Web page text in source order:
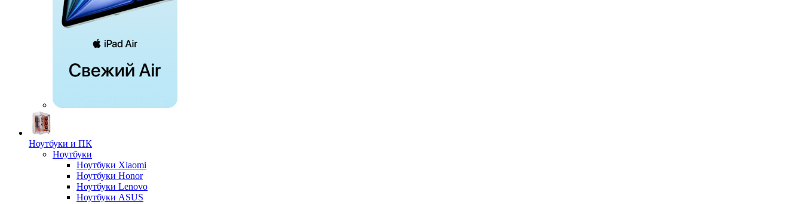
Ноутбуки и ПК
Ноутбуки
Ноутбуки Xiaomi
Ноутбуки Honor
Ноутбуки Lenovo
Ноутбуки ASUS